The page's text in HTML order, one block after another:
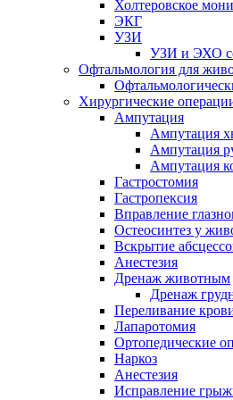
Холтеровское
ЭКГ
УЗИ
УЗИ и ЭХО
Офтальмология для
Хирургические
Ампутация
Ампутация
Ампутация
Ампутация
Гастростомия
Гастропексия
Вправление
Остеосинтез у
Вскрытие
Анестезия
Дренаж животным
Дренаж
Переливание
Лапаротомия
Ортопедические
Наркоз
Анестезия
Исправление